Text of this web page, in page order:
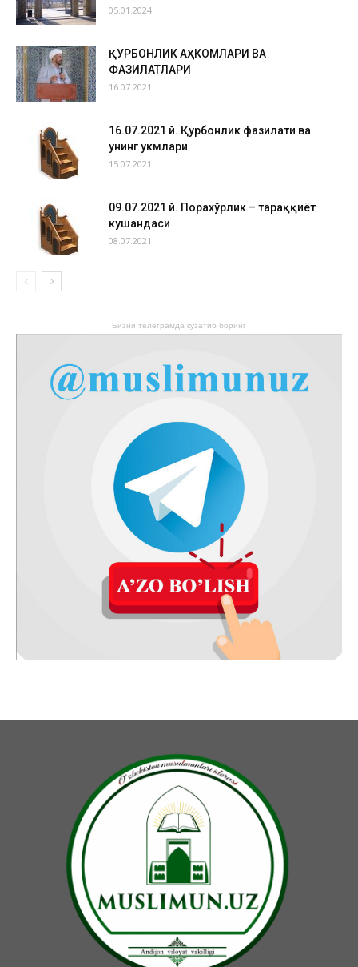
05.01.2024
ҚУРБОНЛИК АҲКОМЛАРИ ВА
ФАЗИЛАТЛАРИ
16.07.2021
16.07.2021 й. Қурбонлик фазилати ва
унинг ҳукмлари
15.07.2021
09.07.2021 й. Порахўрлик – тараққиёт
кушандаси
08.07.2021
Бизни телеграмда кузатиб боринг